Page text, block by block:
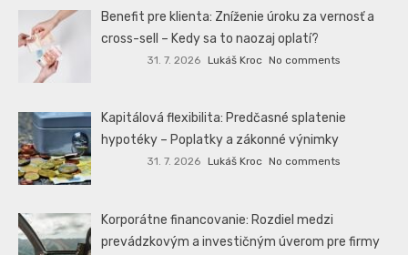
Benefit pre klienta: Zníženie úroku za vernosť a
cross-sell – Kedy sa to naozaj oplatí?
31. 7. 2026 Lukáš Kroc No comments
Kapitálová flexibilita: Predčasné splatenie
hypotéky – Poplatky a zákonné výnimky
31. 7. 2026 Lukáš Kroc No comments
Korporátne financovanie: Rozdiel medzi
prevádzkovým a investičným úverom pre firmy